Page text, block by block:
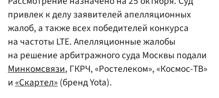
привлек к делу заявителей апелляционных
жалоб, а также всех победителей конкурса
на частоты LTE. Апелляционные жалобы
на решение арбитражного суда Москвы подали
Минкомсвязи, ГКРЧ, «Ростелеком», «Космос-ТВ»
и«Скартел»(бренд Yota).